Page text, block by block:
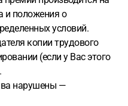
и положения о
условий.
копии трудового
(если у Вас этого
нарушены —